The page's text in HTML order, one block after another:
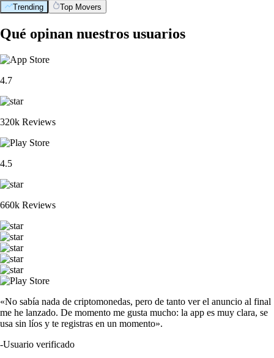
Trending Top Movers
Qué opinan nuestros usuarios
4.7
320k Reviews
4.5
660k Reviews
«No sabía nada de criptomonedas, pero de tanto ver el anuncio al final
me he lanzado. De momento me gusta mucho: la app es muy clara, se
usa sin líos y te registras en un momento».
-Usuario verificado